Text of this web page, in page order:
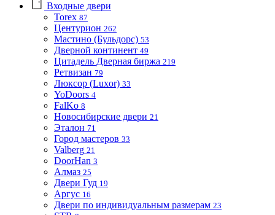
Входные двери
Torex 87
Центурион 262
Мастино (Бульдорс) 53
Дверной континент 49
Цитадель Дверная биржа 219
Ретвизан 79
Люксор (Luxor) 33
YoDoors 4
FalKo 8
Новосибирские двери 21
Эталон 71
Город мастеров 33
Valberg 21
DoorHan 3
Алмаз 25
Двери Гуд 19
Аргус 16
Двери по индивидуальным размерам 23